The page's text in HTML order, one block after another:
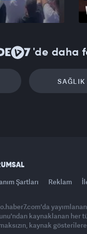
'de daha
SAĞLIK
Şartları Reklam
kaynaklanan her
kaynak